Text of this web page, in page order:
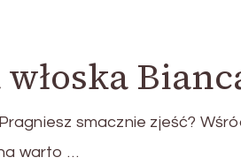
smacznie zjeść?
warto …